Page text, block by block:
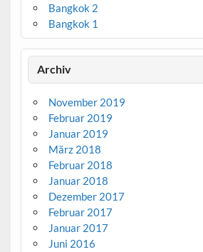
Bangkok 2
Bangkok 1
Archiv
November 2019
Februar 2019
Januar 2019
März 2018
Februar 2018
Januar 2018
Dezember 2017
Februar 2017
Januar 2017
Juni 2016